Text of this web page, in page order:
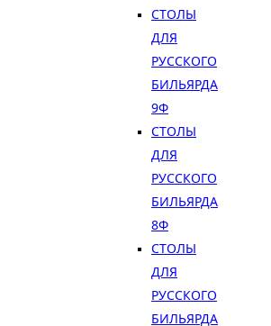
СТОЛЫ
ДЛЯ
РУССКОГО
БИЛЬЯРДА
9Ф
СТОЛЫ
ДЛЯ
РУССКОГО
БИЛЬЯРДА
8Ф
СТОЛЫ
ДЛЯ
РУССКОГО
БИЛЬЯРДА